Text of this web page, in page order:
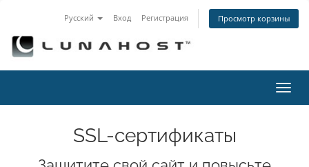
Русский Вход Регистрация Просмотр корзины
SSL-сертификаты